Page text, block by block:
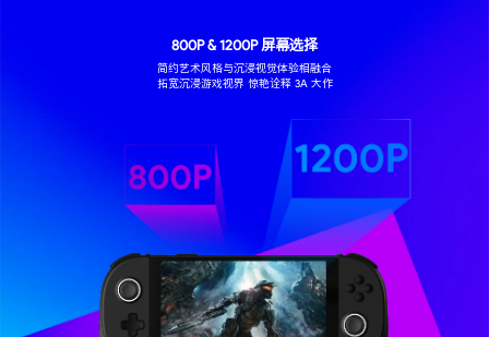
800P & 1200P 屏幕选择
简约艺术风格与沉浸视觉体验相融合
拓宽沉浸游戏视界 惊艳诠释 3A 大作